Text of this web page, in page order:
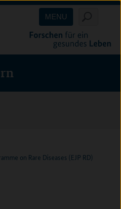
MENU
on Rare Diseases (EJP RD)